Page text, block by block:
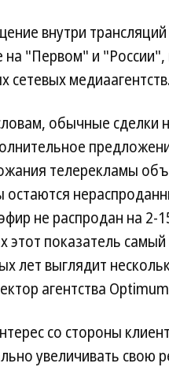
внутри
на "Первом" и
сетевых медиаагентств.
обычные сделки
телерекламы
остаются
не распродан на 2-
этот показатель
лет выглядит
агентства
со стороны
увеличивать свою